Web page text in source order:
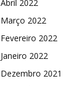
Abril 2022
Março 2022
Fevereiro 2022
Janeiro 2022
Dezembro 2021